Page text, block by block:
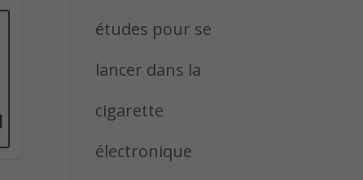
études pour se
lancer dans la
cigarette
électronique